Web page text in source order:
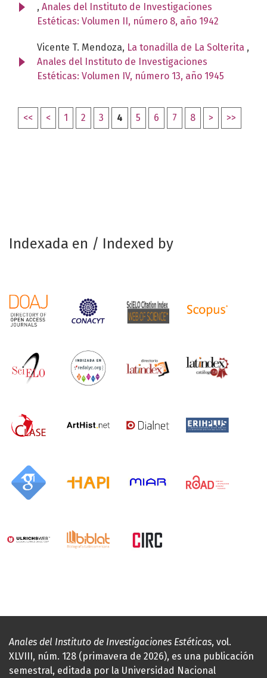
, Anales del Instituto de Investigaciones
Estéticas: Volumen II, número 8, año 1942
Vicente T. Mendoza, La tonadilla de La Solterita ,
Anales del Instituto de Investigaciones
Estéticas: Volumen IV, número 13, año 1945
<< < 1 2 3 4 5 6 7 8 > >>
Indexada en / Indexed by
Anales del Instituto de Investigaciones Estéticas, vol.
XLVIII, núm. 128 (primavera de 2026), es una publicación
semestral, editada por la Universidad Nacional